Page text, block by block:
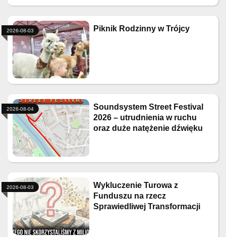
Piknik Rodzinny w Trójcy
2026-08-03
Soundsystem Street Festival
2026 – utrudnienia w ruchu
oraz duże natężenie dźwięku
2026-08-04
Wykluczenie Turowa z
Funduszu na rzecz
Sprawiedliwej Transformacji
2026-08-03